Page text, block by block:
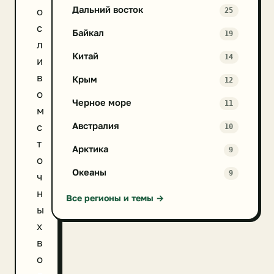
о
с
л
и
в
о
м
с
т
о
ч
н
ы
х
в
о
Дальний восток 25
Байкал 19
Китай 14
Крым 12
Черное море 11
Австралия 10
Арктика 9
Океаны 9
Все регионы и темы →